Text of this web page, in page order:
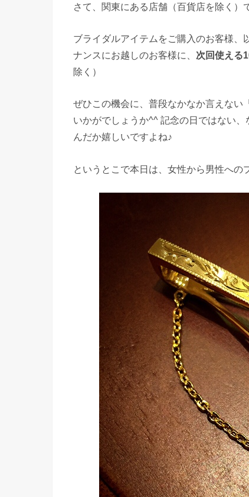
さて、関東にある店舗（百貨店を除く）
ブライダルアイテムをご購入のお客様、
ナンスにお越しのお客様に、 次回使える
除く）
ぜひこの機会に、普段なかなか言えない
いかがでしょうか^^ 記念の日ではない
んだか嬉しいですよね♪
というとこで本日は、女性から男性への